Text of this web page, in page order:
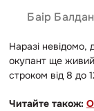
Баір
Наразі
окупант ще
строком від 8 до
Читайте також: